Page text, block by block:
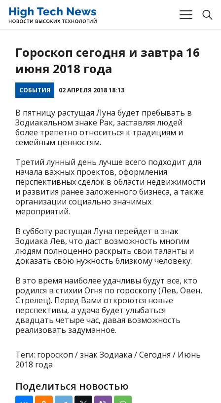
Гороскоп сегодня и завтра 16
июня 2018 года
СОБЫТИЯ 02 АПРЕЛЯ 2018 18:13
В пятницу растущая Луна будет пребывать в
Зодиакальном знаке Рак, заставляя людей
более трепетно относиться к традициям и
семейным ценностям.
Третий лунный день лучше всего подходит для
начала важных проектов, оформления
перспективных сделок в области недвижимости
и развития ранее заложенного бизнеса, а также
организации социально значимых
мероприятий.
В субботу растущая Луна перейдет в знак
Зодиака Лев, что даст возможность многим
людям полноценно раскрыть свои таланты и
доказать свою нужность близкому человеку.
В это время наиболее удачливы будут все, кто
родился в стихии Огня по гороскопу (Лев, Овен,
Стрелец). Перед Вами откроются новые
перспективы, а удача будет улыбаться
двадцать четыре час, давая возможность
реализовать задуманное.
Теги: гороскоп / знак Зодиака / Сегодня / Июнь
2018 года
Поделиться новостью